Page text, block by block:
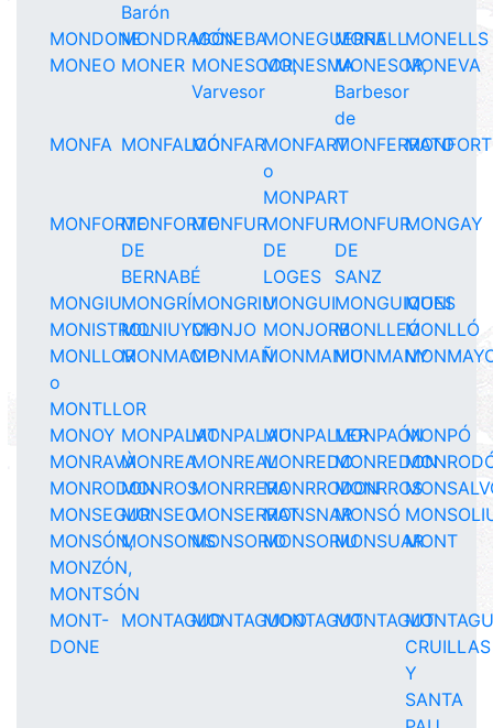
Barón
MONDONEMONDRAGÓN
MONEBAMONEGUERRA
MONELLMONELLS
MONEO MONER MONESCOR,
Varvesor
MONESMAMONESOR,
Barbesor
de
MONEVA
MONFA MONFALCÓMONFARMONFART
o
MONPART
MONFERRATO
MONFORT
MONFORTEMONFORTE
DE
BERNABÉ
MONFURMONFUR
DE
LOGES
MONFUR
DE
SANZ
MONGAY
MONGIUMONGRÍMONGRIUMONGUIMONGUIQUES
MONI
MONISTROLMONIUYCHMONJO MONJORBMONLLEÓMONLLÓ
MONLLOR
o
MONTLLOR
MONMACIPMONMAÑMONMANIUMONMANY
MONOY MONPALATMONPALAUMONPALLERMONPAÓNMONPÓ
MONRAVÀMONREAMONREALMONREDOMONREDON
MONRODONMONROSMONRRERAMONRRODONMONRROS
MONSEGURMONSEOMONSERRATMONSNARMONSÓ
MONSÓN,
MONZÓN,
MONTSÓN
MONSONISMONSORIOMONSORIUMONSUARMONT
MONT-
DONE
MONTAGUDMONTAGUDOMONTAGUTMONTAGUT
CRUILLAS
Y
SANTA